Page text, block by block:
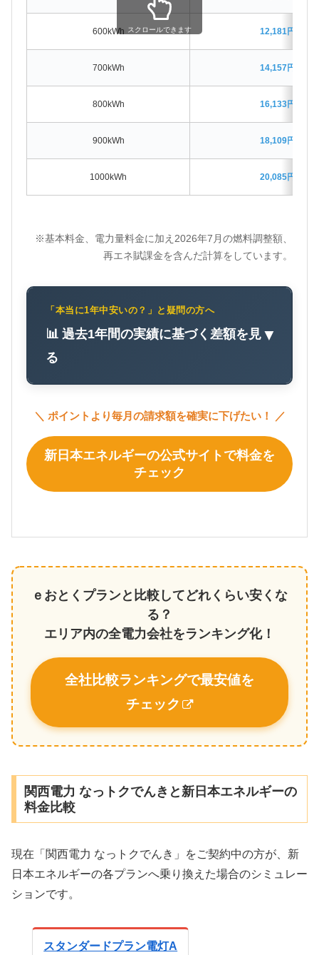
600kWh 12,181円割高
700kWh 14,157円割高
800kWh 16,133円割高
900kWh 18,109円割高
1000kWh 20,085円割高
スクロールできます
※基本料金、電力量料金に加え2026年7月の燃料調整額、
再エネ賦課金を含んだ計算をしています。
「本当に1年中安いの？」と疑問の方へ
📊 過去1年間の実績に基づく差額を見
る
▼
＼ ポイントより毎月の請求額を確実に下げたい！ ／
新日本エネルギーの公式サイトで料金を
チェック
ｅおとくプランと比較してどれくらい安くな
る？
エリア内の全電力会社をランキング化！
全社比較ランキングで最安値を
チェック
関西電力 なっトクでんきと新日本エネルギーの
料金比較
現在「関西電力 なっトクでんき」をご契約中の方が、新
日本エネルギーの各プランへ乗り換えた場合のシミュレー
ションです。
スタンダードプラン電灯A